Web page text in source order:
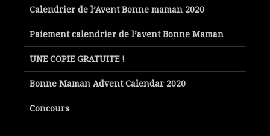
Calendrier de l’Avent Bonne maman 2020
Paiement calendrier de l’avent Bonne Maman
UNE COPIE GRATUITE !
Bonne Maman Advent Calendar 2020
Concours